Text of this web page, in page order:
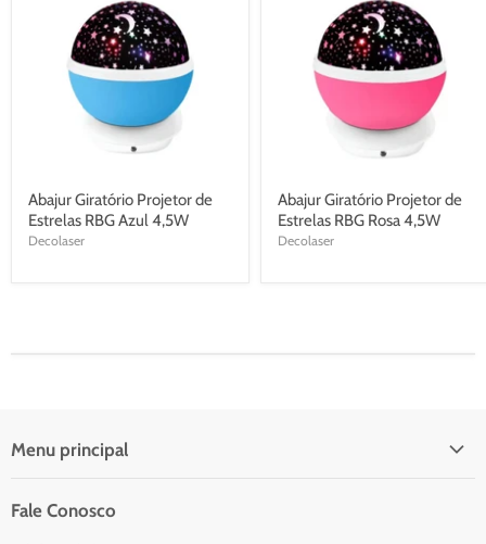
Abajur Giratório Projetor de
Estrelas RBG Azul 4,5W
Decolaser
Abajur Giratório Projetor de
Estrelas RBG Rosa 4,5W
Decolaser
Menu principal
Catálogo Para Orçamento
Fale Conosco